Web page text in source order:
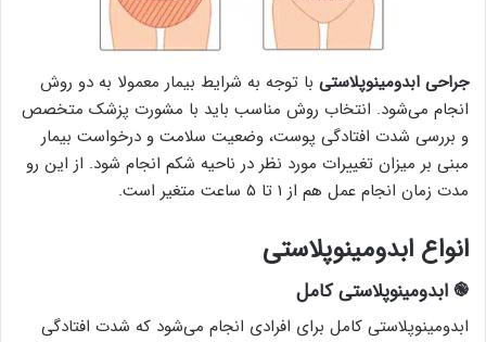
جراحی ابدومینوپلاستی با توجه به شرایط بیمار معمولا به دو روش
انجام می‌شود. انتخاب روش مناسب باید با مشورت پزشک متخصص
و بررسی شدت افتادگی پوست، وضعیت سلامت و درخواست بیمار
مبنی بر میزان تغییرات مورد نظر در ناحیه شکم انجام شود. از این رو
مدت زمان انجام عمل هم از ۱ تا ۵ ساعت متغیر است.
انواع ابدومینوپلاستی
֎ ابدومینوپلاستی کامل
ابدومینوپلاستی کامل برای افرادی انجام می‌شود که شدت افتادگی